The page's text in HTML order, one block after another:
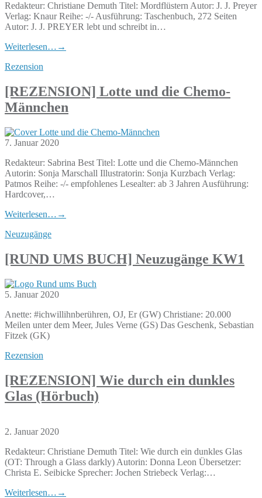
Redakteur: Christiane Demuth Titel: Mordflüstern Autor: J. J. Preyer
Verlag: Knaur Reihe: -/- Ausführung: Taschenbuch, 272 Seiten
Autor: J. J. PREYER lebt und schreibt in…
Weiterlesen… →
Rezension
[REZENSION] Lotte und die Chemo-
Männchen
7. Januar 2020
Redakteur: Sabrina Best Titel: Lotte und die Chemo-Männchen
Autorin: Sonja Marschall Illustratorin: Sonja Kurzbach Verlag:
Patmos Reihe: -/- empfohlenes Lesealter: ab 3 Jahren Ausführung:
Hardcover,…
Weiterlesen… →
Neuzugänge
[RUND UMS BUCH] Neuzugänge KW1
5. Januar 2020
Anette: #ichwillihnberühren, OJ, Er (GW) Christiane: 20.000
Meilen unter dem Meer, Jules Verne (GS) Das Geschenk, Sebastian
Fitzek (GK)
Rezension
[REZENSION] Wie durch ein dunkles
Glas (Hörbuch)
2. Januar 2020
Redakteur: Christiane Demuth Titel: Wie durch ein dunkles Glas
(OT: Through a Glass darkly) Autorin: Donna Leon Übersetzer:
Christa E. Seibicke Sprecher: Jochen Striebeck Verlag:…
Weiterlesen… →